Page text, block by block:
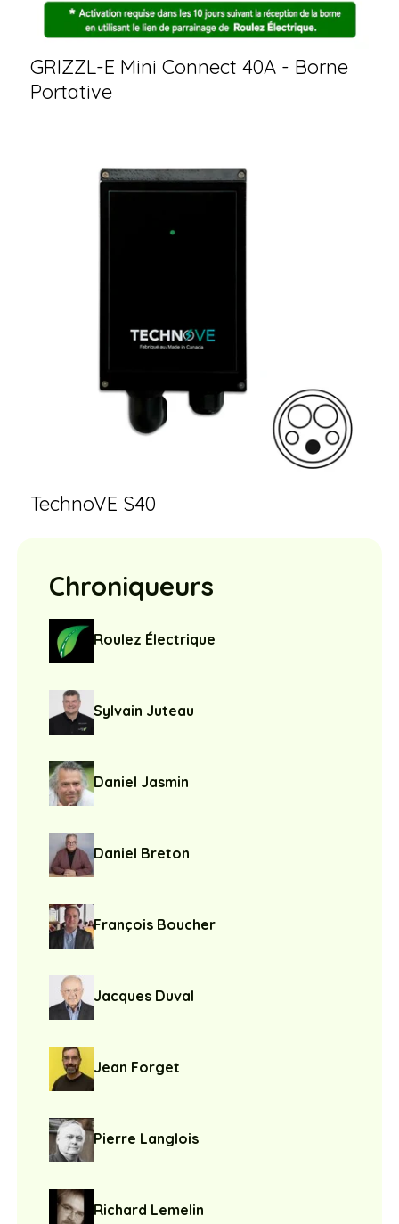
GRIZZL-E Mini Connect 40A - Borne
Portative
TechnoVE S40
Chroniqueurs
Roulez Électrique
Sylvain Juteau
Daniel Jasmin
Daniel Breton
François Boucher
Jacques Duval
Jean Forget
Pierre Langlois
Richard Lemelin